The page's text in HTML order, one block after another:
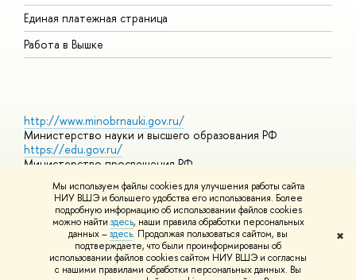
Мы используем файлы cookies для улучшения работы сайта
НИУ ВШЭ и большего удобства его использования. Более
подробную информацию об использовании файлов cookies
можно найти здесь, наши правила обработки персональных
данных –здесь. Продолжая пользоваться сайтом, вы
подтверждаете, что были проинформированы об
использовании файлов cookies сайтом НИУ ВШЭ и согласны
с нашими правилами обработки персональных данных. Вы
✖
Единая платежная страница
Работа в Вышке
http://www.minobrnauki.gov.ru/
Министерство науки и высшего образования РФ
https://edu.gov.ru/
Министерство просвещения РФ
Массовые открытые онлайн-курсы
© НИУ ВШЭ 1993–2026 Адреса и контактыУсловия
использования материалов Политика конфиденциальности
Шрифты HSE Sans и HSE Slab разработаны вШколе дизайна НИУ